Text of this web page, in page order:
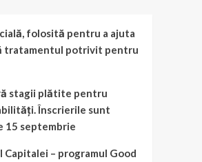
folosită pentru a ajuta
tratamentul potrivit pentru
stagii plătite pentru
Înscrierile sunt
15 septembrie
Capitalei – programul Good